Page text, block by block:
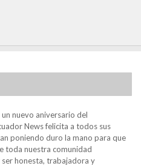
nuevo aniversario del
News felicita a todos sus
poniendo duro la mano para que
toda nuestra comunidad
honesta, trabajadora y